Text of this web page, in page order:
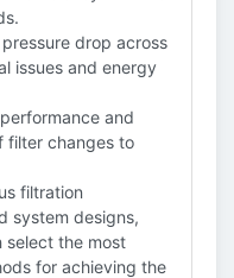
drop across
issues and energy
and
filter changes to
filtration
system designs,
select the most
for achieving the